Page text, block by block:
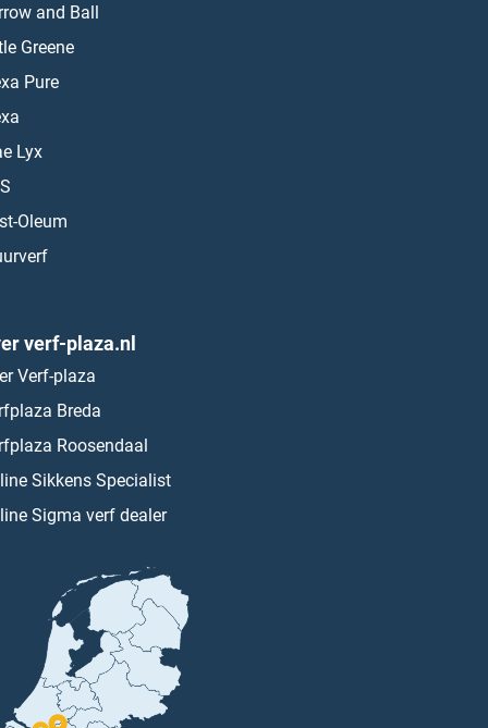
and Ball
Greene
Pure
Lyx
Oleum
verf-plaza.nl
Verf-plaza
Breda
Roosendaal
Sikkens Specialist
Sigma verf dealer